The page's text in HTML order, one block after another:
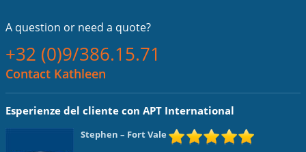
A question or need a quote?
+32 (0)9/386.15.71
Contact Kathleen
Esperienze del cliente con APT International
Stephen – Fort Vale